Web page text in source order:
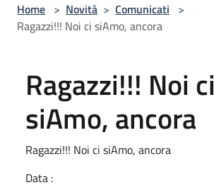
Home > Novità > Comunicati >
Ragazzi!!! Noi ci siAmo, ancora
Ragazzi!!! Noi ci
siAmo, ancora
Ragazzi!!! Noi ci siAmo, ancora
Data :